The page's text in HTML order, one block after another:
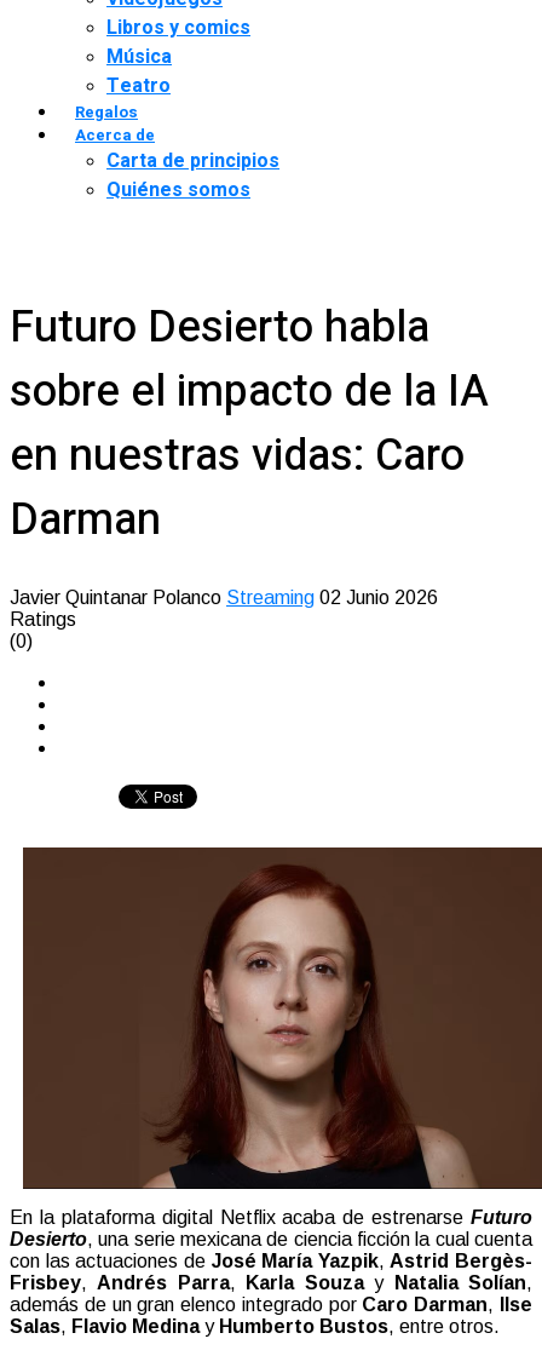
Libros y comics
Música
Teatro
Regalos
Acerca de
Carta de principios
Quiénes somos
Futuro Desierto habla
sobre el impacto de la IA
en nuestras vidas: Caro
Darman
Javier Quintanar Polanco Streaming 02 Junio 2026
Ratings
(0)
En la plataforma digital Netflix acaba de estrenarse Futuro
Desierto, una serie mexicana de ciencia ficción la cual cuenta
con las actuaciones de José María Yazpik,Astrid Bergès-
Frisbey,Andrés Parra, Karla Souzay Natalia Solían,
además de un gran elenco integrado por Caro Darman,
Ilse
Salas, Flavio Medinay Humberto Bustos, entre otros.